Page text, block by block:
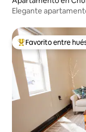
Elegante
Favorito entre
Favorito entre